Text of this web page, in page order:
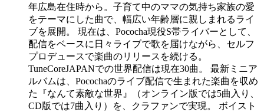
年広島在住時から。子育て中のママの気持ち家族の愛
をテーマにした曲で、幅広い年齢層に親しまれるライ
ブを展開。 現在は、Pococha現役S帯ライバーとして、
配信をベースに日々ライブで歌を届けながら、セルフ
プロデュースで楽曲のリリースを続ける。
TuneCoreJAPANでの世界配信は現在30曲。 最新ミニア
ルバムは、Pocochaのライブ配信で生まれた楽曲を収め
た『なんて素敵な世界』（オンライン版では5曲入り、
CD版では7曲入り）を、クラファンで実現。 ボイスト